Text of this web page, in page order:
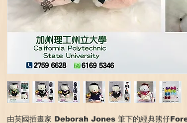
由英國插畫家 Deborah Jones 筆下的經典熊仔